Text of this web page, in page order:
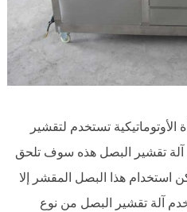
تستخدم لتقشير
آلة تقشير البصل هذه سوف تلحق
استخدام هذا البصل المقشر إلا
آلة تقشير البصل من نوع